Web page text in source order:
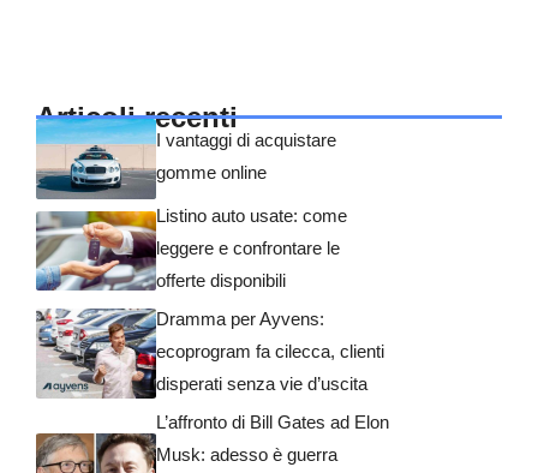
Articoli recenti
I vantaggi di acquistare
gomme online
Listino auto usate: come
leggere e confrontare le
offerte disponibili
Dramma per Ayvens:
ecoprogram fa cilecca, clienti
disperati senza vie d’uscita
L’affronto di Bill Gates ad Elon
Musk: adesso è guerra